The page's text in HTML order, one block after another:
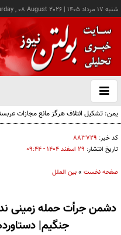
شنبه ۱۷ مرداد ۱۴۰۵ |
, 08 August 2026
باز
و
کد خبر: ۸۸۳۷۲۹
تاریخ انتشار: ۲۹ اسفند ۱۴۰۴ - ۰۹:۴۴
صفحه نخست »بین الملل
دشمن جرأت حمله زمینی
جنگیم|